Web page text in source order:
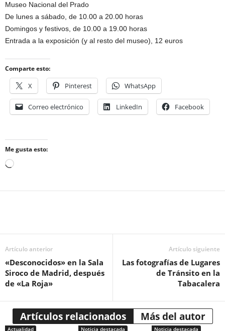
Museo Nacional del Prado
De lunes a sábado, de 10.00 a 20.00 horas
Domingos y festivos, de 10.00 a 19.00 horas
Entrada a la exposición (y al resto del museo), 12 euros
Comparte esto:
X Pinterest WhatsApp
Correo electrónico LinkedIn Facebook
Me gusta esto:
Cargando...
Artículo anterior
«Desconocidos» en la Sala
Siroco de Madrid, después
de «La Roja»
Artículo siguiente
Las fotografías de Lugares
de Tránsito en la
Tabacalera
Artículos relacionados Más del autor
Actualidad Noticia destacada Noticia destacada